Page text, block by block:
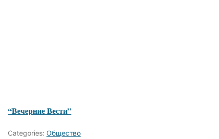
“Вечерние Вести”
Categories: Общество